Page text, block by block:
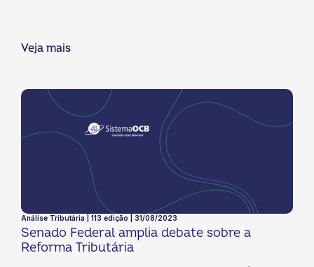
Veja mais
Análise Tributária | 113 edição | 31/08/2023
Senado Federal amplia debate sobre a
Reforma Tributária